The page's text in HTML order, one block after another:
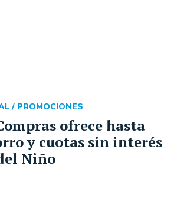
ofrece hasta
y cuotas sin interés
Niño
/ PROMOCIONES